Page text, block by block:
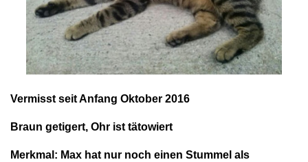
Vermisst seit Anfang Oktober 2016
Braun getigert, Ohr ist tätowiert
Merkmal: Max hat nur noch einen Stummel als